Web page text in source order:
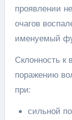
проявлении
очагов
именуемый
Склонность к
поражению
при:
сильной